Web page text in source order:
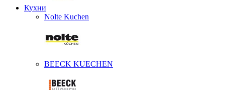
Кухни
Nolte Kuchen
BEECK KUECHEN